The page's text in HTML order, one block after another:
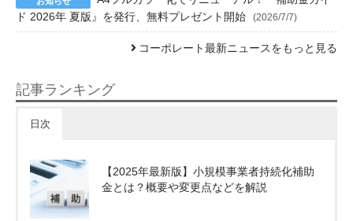
ド 2026年 夏版』を発行、無料プレゼント開始
(2026/7/7)
コーポレート最新ニュースをもっと見る
記事ランキング
日次
【2025年最新版】小規模事業者持続化補助
金とは？概要や変更点などを解説